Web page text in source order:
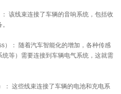
该线束连接了车辆的音响系统，包括收
）： 随着汽车智能化的增加，各种传感
等）需要连接到车辆电气系统，这就需
： 这些线束连接了车辆的电池和充电系